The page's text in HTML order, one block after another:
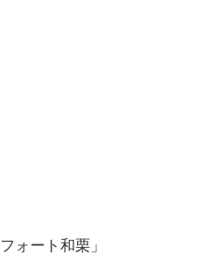
ォート和栗」